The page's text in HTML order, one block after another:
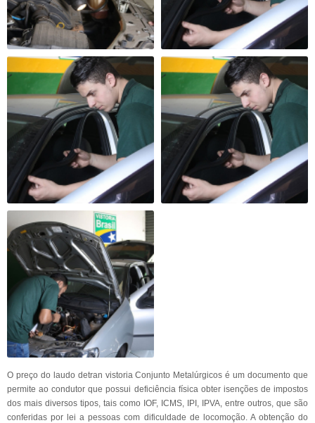
O preço do laudo detran vistoria Conjunto Metalúrgicos é um documento que
permite ao condutor que possui deficiência física obter isenções de impostos
dos mais diversos tipos, tais como IOF, ICMS, IPI, IPVA, entre outros, que são
conferidas por lei a pessoas com dificuldade de locomoção. A obtenção do